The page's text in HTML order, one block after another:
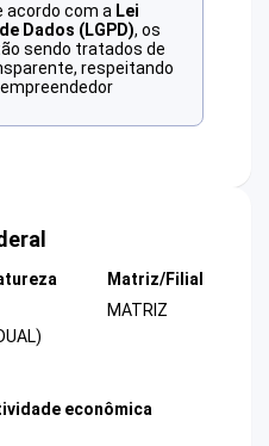
acordo com a Lei
Dados (LGPD), os
sendo tratados de
respeitando
Matriz/Filial
MATRIZ
econômica